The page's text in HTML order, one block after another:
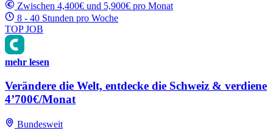
Zwischen 4,400€ und 5,900€ pro Monat
8 - 40 Stunden pro Woche
TOP JOB
mehr lesen
Verändere die Welt, entdecke die Schweiz & verdiene
4’700€/Monat
Bundesweit